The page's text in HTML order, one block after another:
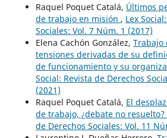
Raquel Poquet Catalá, Últimos
de trabajo en misión , Lex
Sociales: Vol. 7 Núm. 1 (2017)
Elena Cachón González, Trabajo
tensiones derivadas de su
de funcionamiento y su
Social: Revista de Derechos
(2021)
Raquel Poquet Catalá, El
de trabajo, ¿debate no resuelto?
de Derechos Sociales: Vol. 11